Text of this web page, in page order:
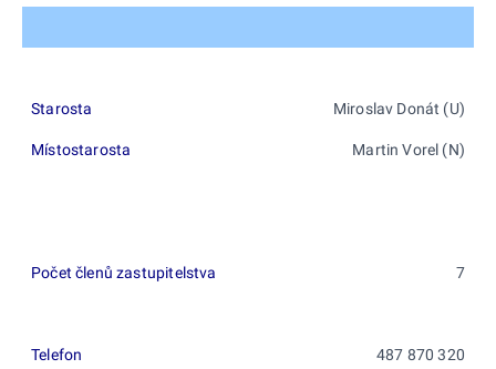
Starosta Miroslav Donát (U)
Místostarosta Martin Vorel (N)
Počet členů zastupitelstva 7
Telefon 487 870 320